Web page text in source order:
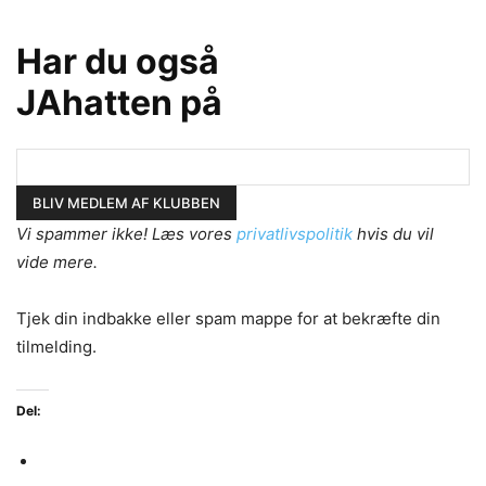
Har du også
JAhatten på
Vi spammer ikke! Læs vores privatlivspolitik hvis du vil
vide mere.
Tjek din indbakke eller spam mappe for at bekræfte din
tilmelding.
Del: